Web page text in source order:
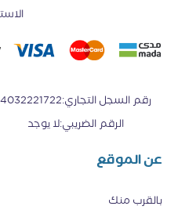
رقم السجل التجاري:
4032221722
الرقم الضريبي:لا يوجد
عن الموقع
بالقرب منك